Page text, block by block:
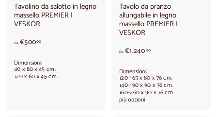
Tavolino da salotto in legno
massello PREMIER |
VESKOR
Da €50000A
a
r
t
Dimensioni:
80 x 80 x 45 cm.
120 x 60 x 45 cm.
Tavolo da pranzo
allungabile in legno
massello PREMIER |
VESKOR
Da €1.24000A
r
t
i
Dimensioni:
120-165 x 80 x 76 cm.
140-190 x 90 x 76 cm.
160-260 x 90 x 76 cm.
più opzioni